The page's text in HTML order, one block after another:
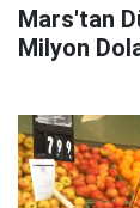
Mars'tan
Milyon